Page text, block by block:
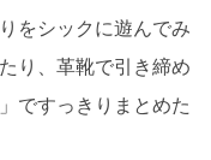
をシックに遊んでみ
り、革靴で引き締め
ですっきりまとめた